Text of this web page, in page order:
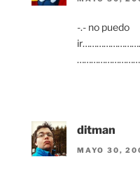
-.- no puedo
ditman
MAYO 30,